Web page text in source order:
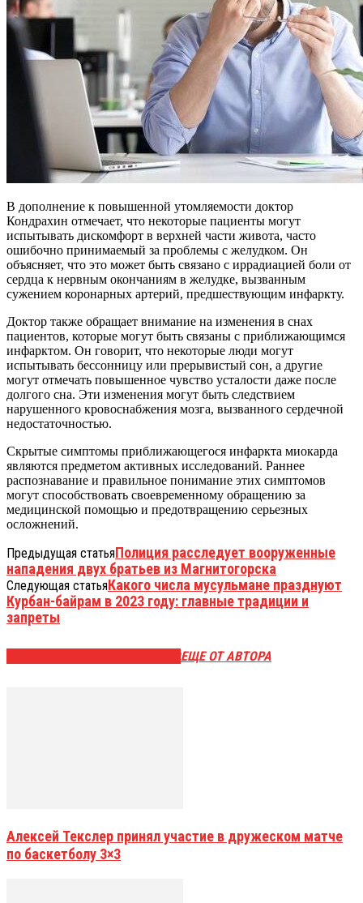
В дополнение к повышенной утомляемости доктор
Кондрахин отмечает, что некоторые пациенты могут
испытывать дискомфорт в верхней части живота, часто
ошибочно принимаемый за проблемы с желудком. Он
объясняет, что это может быть связано с иррадиацией боли от
сердца к нервным окончаниям в желудке, вызванным
сужением коронарных артерий, предшествующим инфаркту.
Доктор также обращает внимание на изменения в снах
пациентов, которые могут быть связаны с приближающимся
инфарктом. Он говорит, что некоторые люди могут
испытывать бессонницу или прерывистый сон, а другие
могут отмечать повышенное чувство усталости даже после
долгого сна. Эти изменения могут быть следствием
нарушенного кровоснабжения мозга, вызванного сердечной
недостаточностью.
Скрытые симптомы приближающегося инфаркта миокарда
являются предметом активных исследований. Раннее
распознавание и правильное понимание этих симптомов
могут способствовать своевременному обращению за
медицинской помощью и предотвращению серьезных
осложнений.
Предыдущая статьяПолиция расследует вооруженные
нападения двух братьев из Магнитогорска
Следующая статьяКакого числа мусульмане празднуют
Курбан-байрам в 2023 году: главные традиции и
запреты
ЕЩЕ ОТ АВТОРА
Алексей Текслер принял участие в дружеском матче
по баскетболу 3×3